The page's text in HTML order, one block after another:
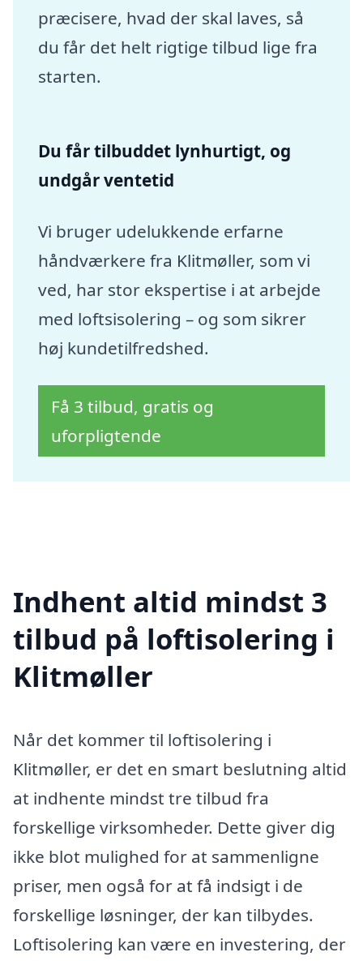
præcisere, hvad der skal laves, så
du får det helt rigtige tilbud lige fra
starten.
Du får tilbuddet lynhurtigt, og
undgår ventetid
Vi bruger udelukkende erfarne
håndværkere fra Klitmøller, som vi
ved, har stor ekspertise i at arbejde
med loftsisolering – og som sikrer
høj kundetilfredshed.
Få 3 tilbud, gratis og
uforpligtende
Indhent altid mindst 3
tilbud på loftisolering i
Klitmøller
Når det kommer til loftisolering i
Klitmøller, er det en smart beslutning altid
at indhente mindst tre tilbud fra
forskellige virksomheder. Dette giver dig
ikke blot mulighed for at sammenligne
priser, men også for at få indsigt i de
forskellige løsninger, der kan tilbydes.
Loftisolering kan være en investering, der